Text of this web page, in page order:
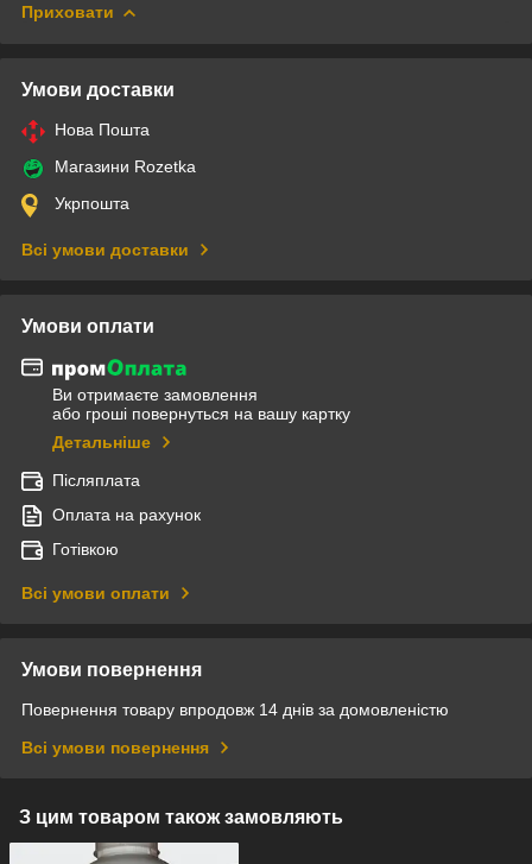
Приховати
Умови доставки
Нова Пошта
Магазини Rozetka
Укрпошта
Всі умови доставки
Умови оплати
Ви отримаєте замовлення
або гроші повернуться на вашу картку
Детальніше
Післяплата
Оплата на рахунок
Готівкою
Всі умови оплати
Умови повернення
Повернення товару впродовж 14 днів за домовленістю
Всі умови повернення
З цим товаром також замовляють